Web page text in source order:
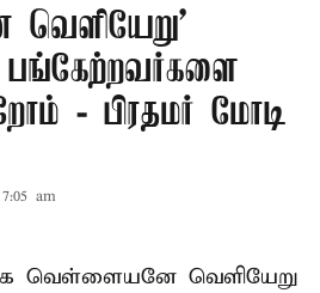
பங்கேற்றவர்களை
- பிரதமர் மோடி
am
வெள்ளையனே வெளியேறு